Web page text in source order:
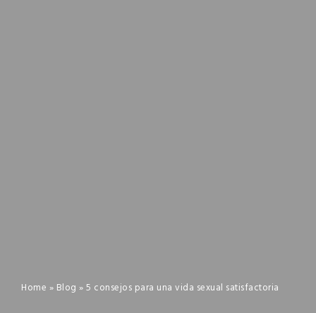
Home » Blog »5 consejos para una vida sexual satisfactoria